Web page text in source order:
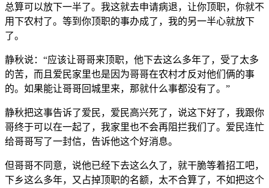
总算可以放下一半了。我这就去申请病退，让你顶职，你就不
用下农村了。等到你顶职的事办成了，我的另一半心就放下
了。
静秋说：“应该让哥哥来顶职，他下去这么多年了，受了太多
的苦，而且爱民家里也是因为哥哥在农村才反对他们俩的事
的。如果能让哥哥回城里来，那就什么事都没有了。”
静秋把这事告诉了爱民，爱民高兴死了，说这下好了，我跟你
哥终于可以在一起了，我家里也不会再阻拦我们了。爱民连忙
给哥哥写了一封信，告诉他这个好消息。
但哥哥不同意，说他已经下去这么久了，就干脆等着招工吧，
下乡这么多年，又占掉顶职的名额，太不合算了，不如把这个